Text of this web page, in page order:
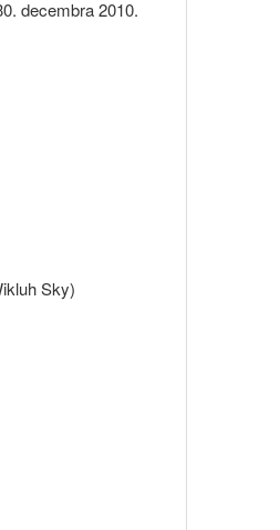
decembra 2010.
Sky)